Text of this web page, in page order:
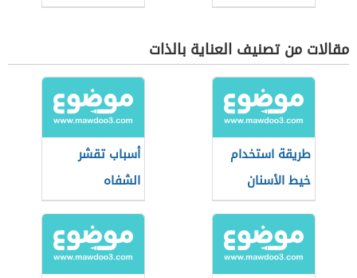
مقالات من تصنيف العناية بالذات
طريقة استخدام
خيط الأسنان
أسباب تقشر
الشفاه